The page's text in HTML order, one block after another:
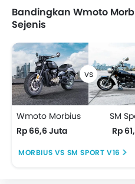
Bandingkan Wmoto
Sejenis
Wmoto Morbius
Rp 66,6 Juta
SM
Rp
MORBIUS VS SM SPORT V16